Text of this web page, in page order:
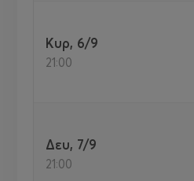
Κυρ, 6/9
21:00
Δευ, 7/9
21:00